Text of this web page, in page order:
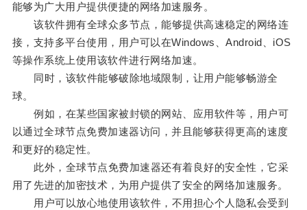
能够为广大用户提供便捷的网络加速服务。
该软件拥有全球众多节点，能够提供高速稳定的网络连
接，支持多平台使用，用户可以在Windows、Android、iOS
等操作系统上使用该软件进行网络加速。
同时，该软件能够破除地域限制，让用户能够畅游全
球。
例如，在某些国家被封锁的网站、应用软件等，用户可
以通过全球节点免费加速器访问，并且能够获得更高的速度
和更好的稳定性。
此外，全球节点免费加速器还有着良好的安全性，它采
用了先进的加密技术，为用户提供了安全的网络加速服务。
用户可以放心地使用该软件，不用担心个人隐私会受到